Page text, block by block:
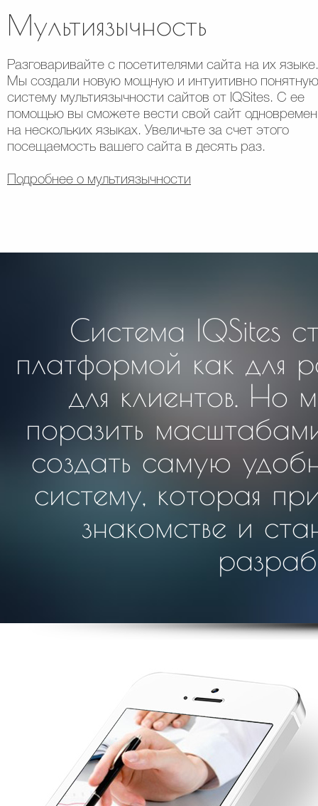
Мультиязычность
Разговаривайте с посетителями сайта на их языке.
Мы создали новую мощную и интуитивно понятную
систему мультиязычности сайтов от IQSites. С ее
помощью вы сможете вести свой сайт
на нескольких языках. Увеличьте за счет этого
посещаемость вашего сайта в десять раз.
Подробнее о мультиязычности
Система IQSites
платформой как для
для клиентов. Но
поразить
создать самую
систему, которая
знакомстве и